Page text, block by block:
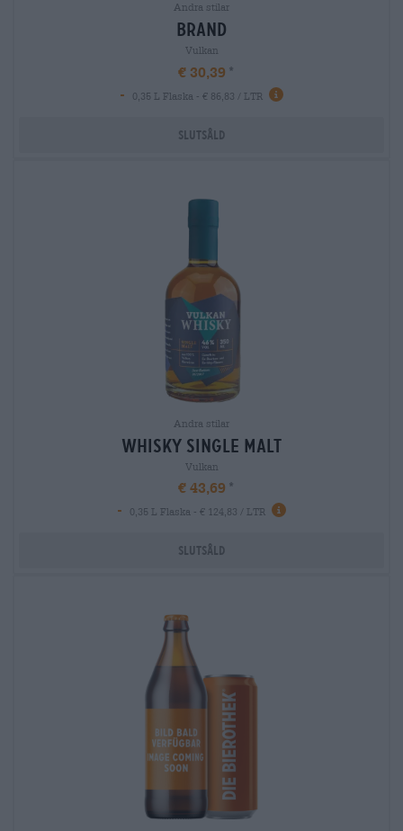
Andra stilar
brand
Vulkan
€ 30,39
-
0,35 L Flaska - € 86,83 / LTR
Slutsåld
Andra stilar
whisky single malt
Vulkan
€ 43,69
-
0,35 L Flaska - € 124,83 / LTR
Slutsåld